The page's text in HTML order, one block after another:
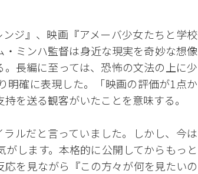
ジ』、映画『アメーバ少女たちと学校
ミンハ監督は身近な現実を奇妙な想像
長編に至っては、恐怖の文法の上に少
明確に表現した。「映画の評価が1点か
を送る観客がいたことを意味する。
ルだと言っていました。しかし、今は
します。本格的に公開してからもっと
を見ながら『この方々が何を見たいの